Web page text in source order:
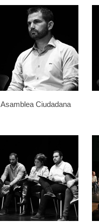
Asamblea Ciudadana